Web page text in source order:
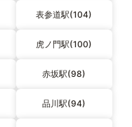
表参道駅(104)
虎ノ門駅(100)
赤坂駅(98)
品川駅(94)